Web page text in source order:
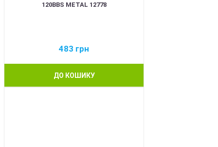
120BBS METAL 12778
483 грн
ДО КОШИКУ